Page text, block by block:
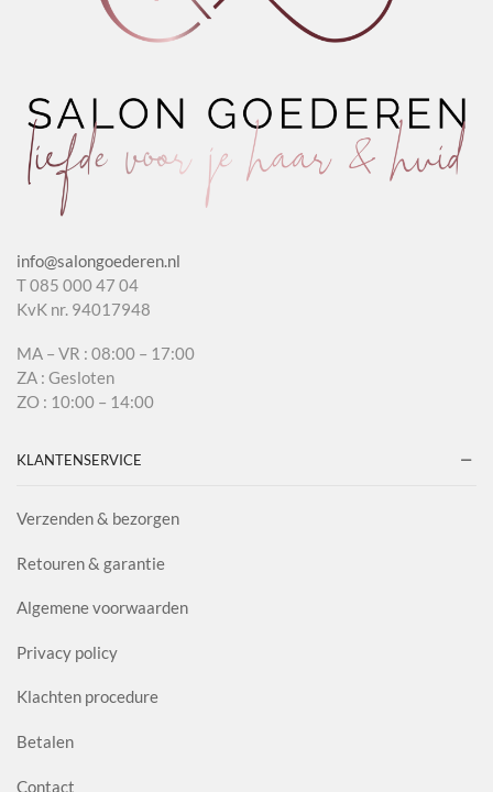
aantal
info@salongoederen.nl
T 085 000 47 04
KvK nr. 94017948
MA – VR : 08:00 – 17:00
ZA : Gesloten
ZO : 10:00 – 14:00
KLANTENSERVICE
Verzenden & bezorgen
Retouren & garantie
Algemene voorwaarden
Privacy policy
Klachten procedure
Betalen
Contact